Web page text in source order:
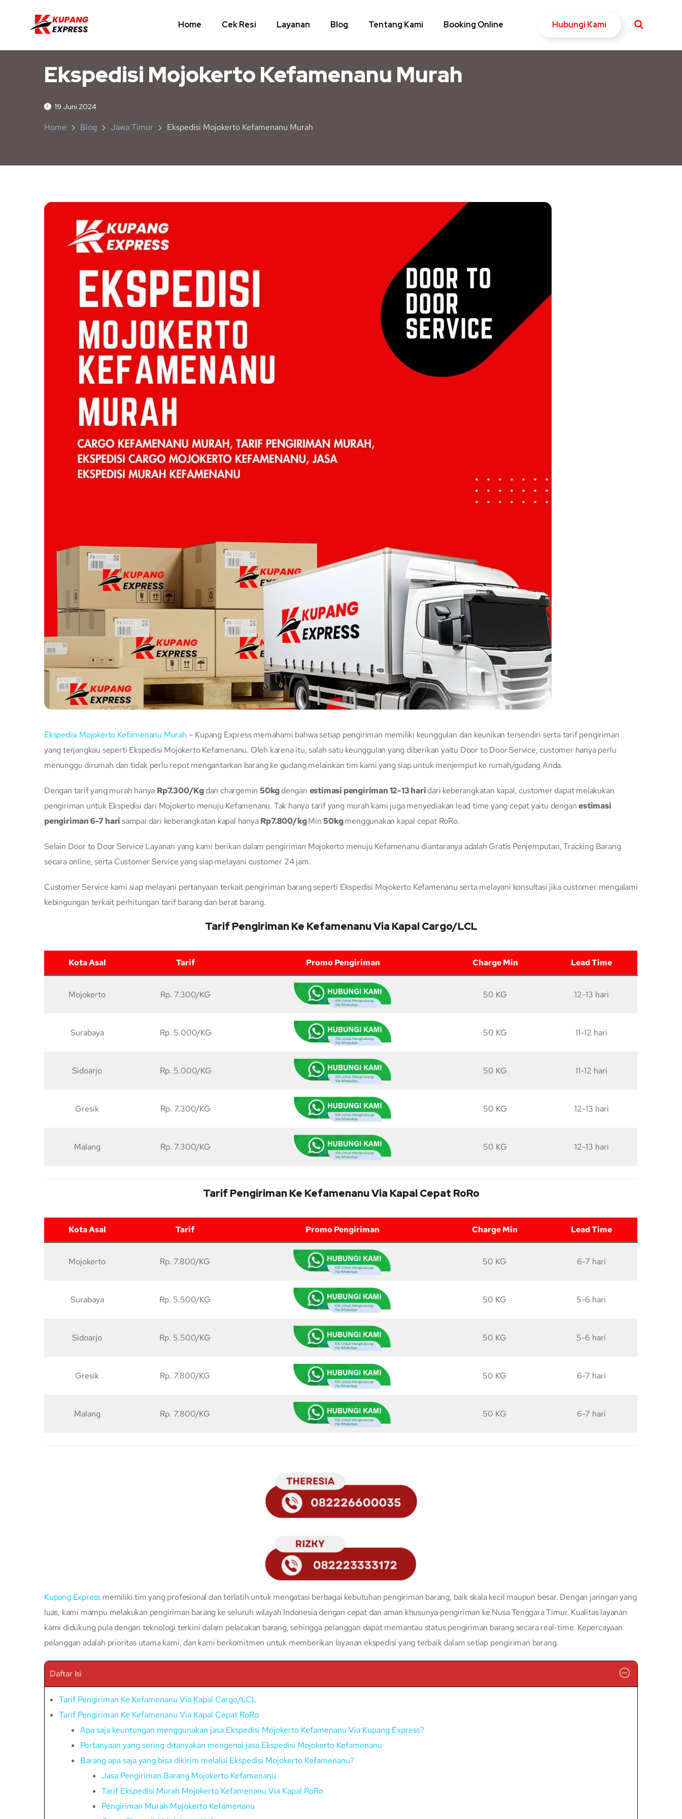
Home Cek Resi Layanan Blog Tentang Kami Booking Online Hubungi Kami
Ekspedisi Mojokerto Kefamenanu Murah
19 Juni 2024
Home Blog Jawa Timur Ekspedisi Mojokerto Kefamenanu Murah
Ekspedisi Mojokerto Kefamenanu Murah – Kupang Express memahami bahwa setiap pengiriman memiliki keunggulan dan keunikan tersendiri serta tarif pengiriman
yang terjangkau seperti Ekspedisi Mojokerto Kefamenanu. Oleh karena itu, salah satu keunggulan yang diberikan yaitu Door to Door Service, customer hanya perlu
menunggu dirumah dan tidak perlu repot mengantarkan barang ke gudang melainkan tim kami yang siap untuk menjemput ke rumah/gudang Anda.
Dengan tarif yang murah hanya Rp7.300/Kgdan chargemin50kgdengan estimasi pengiriman 12-13 haridari keberangkatan kapal, customer dapat melakukan
pengiriman untuk Ekspedisi dari Mojokerto menuju Kefamenanu. Tak hanya tarif yang murah kami juga menyediakan lead time yang cepat yaitu denganestimasi
pengiriman 6-7 harisampai dari keberangkatan kapal hanyaRp7.800/kgMin50kgmenggunakan kapal cepat RoRo.
Selain Door to Door Service Layanan yang kami berikan dalam pengiriman Mojokerto menuju Kefamenanu diantaranya adalah Gratis Penjemputan, Tracking Barang
secara online, serta Customer Service yang siap melayani customer 24 jam.
Customer Service kami siap melayani pertanyaan terkait pengiriman barang seperti Ekspedisi Mojokerto Kefamenanu serta melayani konsultasi jika customer mengalami
kebingungan terkait perhitungan tarif barang dan berat barang.
Tarif Pengiriman Ke Kefamenanu Via Kapal Cargo/LCL
Kota Asal Tarif Promo Pengiriman Charge Min Lead Time
Mojokerto Rp. 7.300/KG 50 KG 12-13 hari
Surabaya Rp. 5.000/KG 50 KG 11-12 hari
Sidoarjo Rp. 5.000/KG 50 KG 11-12 hari
Gresik Rp. 7.300/KG 50 KG 12-13 hari
Malang Rp. 7.300/KG 50 KG 12-13 hari
Tarif Pengiriman Ke Kefamenanu Via Kapal Cepat RoRo
Kota Asal Tarif Promo Pengiriman Charge Min Lead Time
Mojokerto Rp. 7.800/KG 50 KG 6-7 hari
Surabaya Rp. 5.500/KG 50 KG 5-6 hari
Sidoarjo Rp. 5.500/KG 50 KG 5-6 hari
Gresik Rp. 7.800/KG 50 KG 6-7 hari
Malang Rp. 7.800/KG 50 KG 6-7 hari
Kupang Express memiliki tim yang profesional dan terlatih untuk mengatasi berbagai kebutuhan pengiriman barang, baik skala kecil maupun besar. Dengan jaringan yang
luas, kami mampu melakukan pengiriman barang ke seluruh wilayah Indonesia dengan cepat dan aman khusunya pengiriman ke Nusa Tenggara Timur. Kualitas layanan
kami didukung pula dengan teknologi terkini dalam pelacakan barang, sehingga pelanggan dapat memantau status pengiriman barang secara real-time. Kepercayaan
pelanggan adalah prioritas utama kami, dan kami berkomitmen untuk memberikan layanan ekspedisi yang terbaik dalam setiap pengiriman barang.
Daftar Isi
Tarif Pengiriman Ke Kefamenanu Via Kapal Cargo/LCL
Tarif Pengiriman Ke Kefamenanu Via Kapal Cepat RoRo
Apa saja keuntungan menggunakan jasa Ekspedisi Mojokerto Kefamenanu Via Kupang Express?
Pertanyaan yang sering ditanyakan mengenai jasa Ekspedisi Mojokerto Kefamenanu
Barang apa saja yang bisa dikirim melalui Ekspedisi Mojokerto Kefamenanu?
Jasa Pengiriman Barang Mojokerto Kefamenanu
Tarif Ekspedisi Murah Mojokerto Kefamenanu Via Kapal RoRo
Pengiriman Murah Mojokerto Kefamenanu